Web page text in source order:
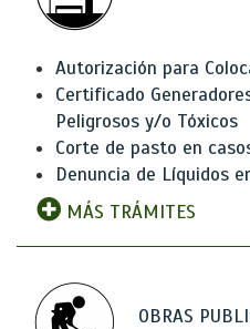
Autorización para
Certificado
Peligrosos y/o Tóxicos
Corte de pasto en
Denuncia de Líquidos
MÁS TRÁMITES
OBRAS